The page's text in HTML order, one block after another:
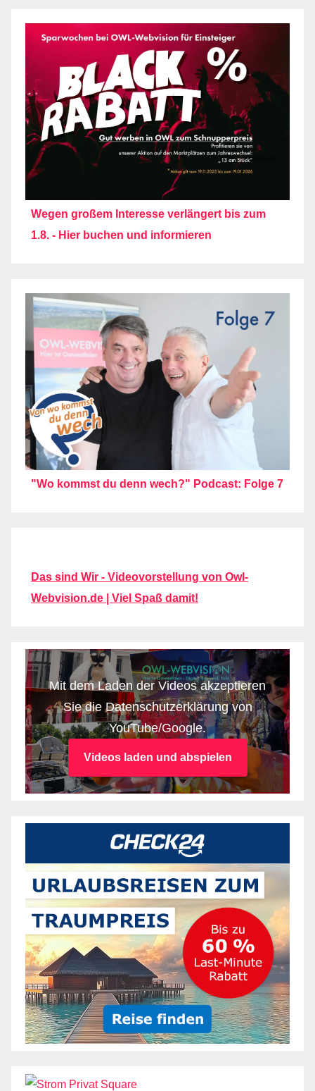
Wegen großem Interesse verlängert bis zum
1.8. - Hier buchen und informieren
"Wo kommst du denn wech?" Podcast: Folge 7
Das sind Wir - Videovorstellung von Owl-
Webvision.de | Viel Spaß damit!
Mit dem Laden der Videos akzeptieren
Sie die Datenschutzerklärung von
YouTube/Google.
Videos laden und abspielen